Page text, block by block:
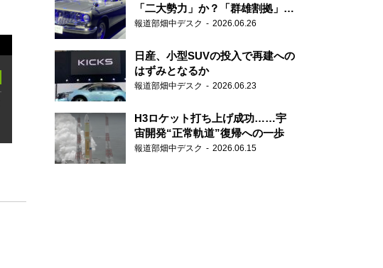
「二大勢力」か？「群雄割拠」
か？
報道部畑中デスク 2026.06.26
日産、小型SUVの投入で再建への
はずみとなるか
報道部畑中デスク 2026.06.23
H3ロケット打ち上げ成功……宇
宙開発“正常軌道”復帰への一歩
報道部畑中デスク 2026.06.15